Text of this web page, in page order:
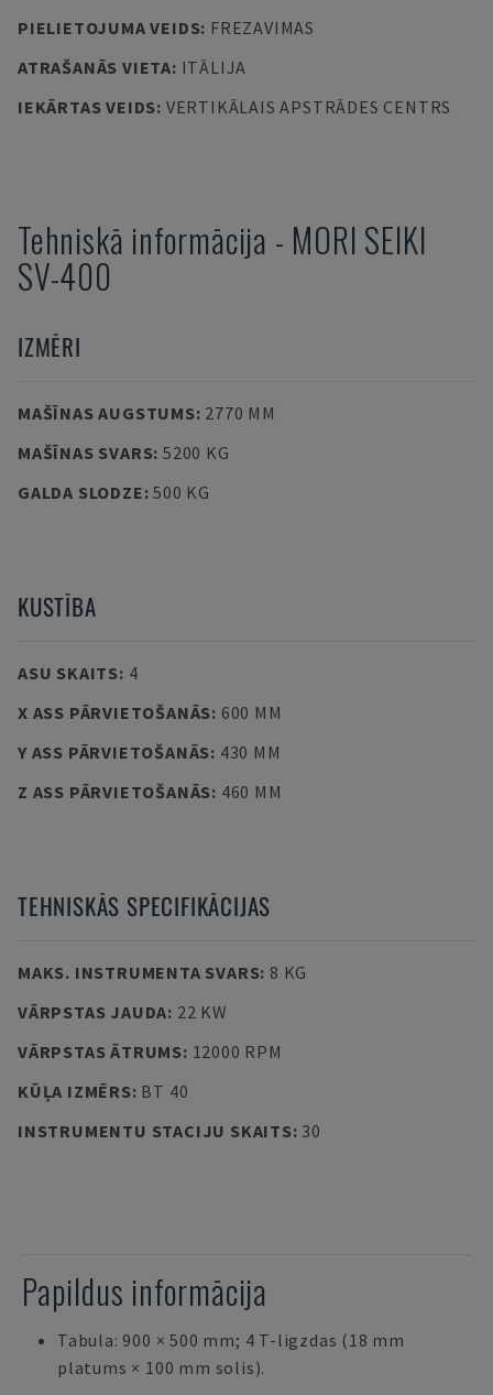
PIELIETOJUMA VEIDS: FREZAVIMAS
ATRAŠANĀS VIETA: ITĀLIJA
IEKĀRTAS VEIDS: VERTIKĀLAIS APSTRĀDES CENTRS
Tehniskā informācija - MORI SEIKI
SV-400
IZMĒRI
MAŠĪNAS AUGSTUMS: 2770 MM
MAŠĪNAS SVARS: 5200 KG
GALDA SLODZE:500 KG
KUSTĪBA
ASU SKAITS: 4
X ASS PĀRVIETOŠANĀS: 600 MM
Y ASS PĀRVIETOŠANĀS: 430 MM
Z ASS PĀRVIETOŠANĀS: 460 MM
TEHNISKĀS SPECIFIKĀCIJAS
MAKS. INSTRUMENTA SVARS: 8 KG
VĀRPSTAS JAUDA: 22 KW
VĀRPSTAS ĀTRUMS: 12000 RPM
KŪĻA IZMĒRS: BT 40
INSTRUMENTU STACIJU SKAITS: 30
Papildus informācija
Tabula: 900 × 500 mm; 4 T-ligzdas (18 mm
platums × 100 mm solis).